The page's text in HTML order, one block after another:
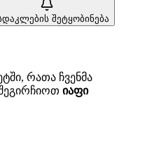
შეტყობინება
რათა ჩვენმა
იაფი